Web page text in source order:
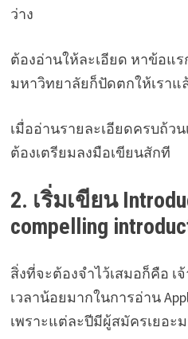
ว่าง
ต้องอ่านให้ละเอียด หาข้อแ
มหาวิทยาลัยก็ปัดตกให้เราแ
เมื่ออ่านรายละเอียดครบถ้ว
ต้องเตรียมลงมือเขียนสักที
2. เริ่มเขียน
compelling
สิ่งที่จะต้องจำไว้เสมอก็คือ
เวลาน้อยมากในการอ่าน
เพราะแต่ละปีมีผู้สมัครเยอะ